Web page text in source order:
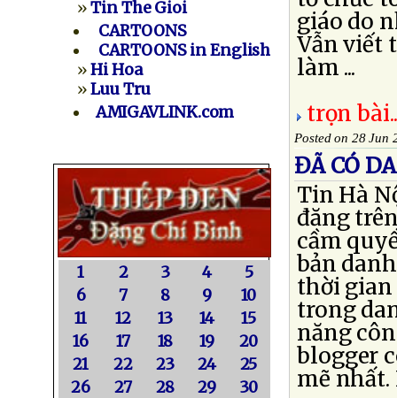
»Tin The Gioi
CARTOONS
CARTOONS in English
»Hi Hoa
»Luu Tru
AMIGAVLINK.com
1 2 3 4
5
6
7 8 9
10
11
12 13 14
15
16
17 18 19
20
21
22 23 24
25
26
27 28 29
30
giáo do
Vẫn viết
làm ...
trọn
Posted on 28 Jun
ĐÃ CÓ
Tin Hà
đăng
cầm
bản
thời gian
trong
năng
blogger
mẽ nhất.